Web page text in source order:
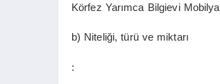
Körfez Yarımca Bilgievi Mobilya
b) Niteliği, türü ve miktarı
: